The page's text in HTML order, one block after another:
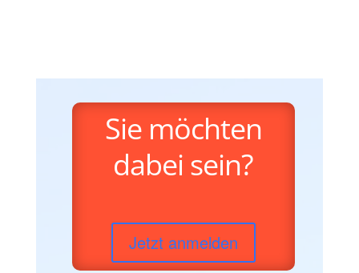
Sie möchten
dabei sein?
Jetzt anmelden